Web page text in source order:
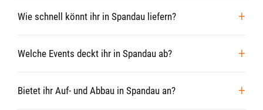
Wie schnell könnt ihr in Spandau liefern?
Welche Events deckt ihr in Spandau ab?
Bietet ihr Auf- und Abbau in Spandau an?